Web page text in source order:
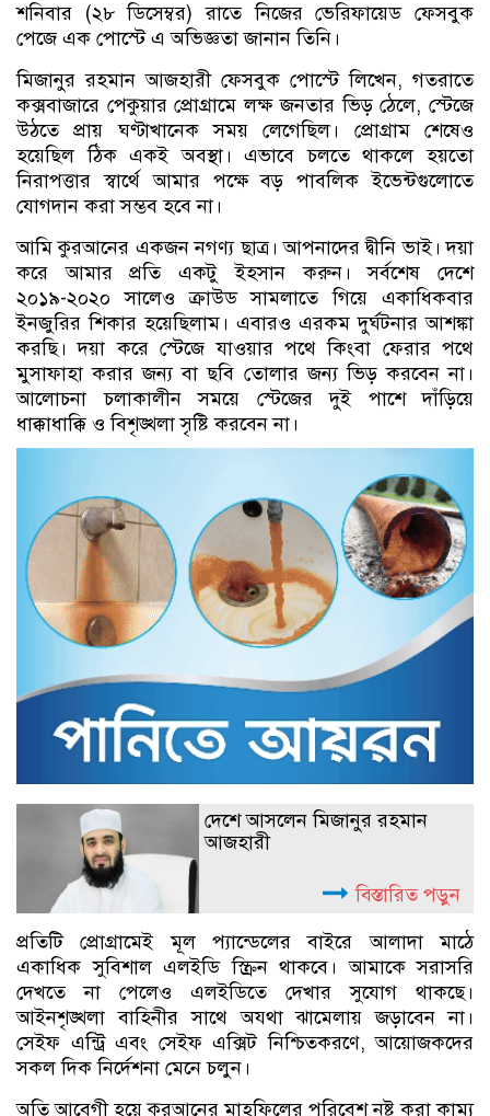
শনিবার (২৮ ডিসেম্বর) রাতে নিজের ভেরিফায়েড ফেসবুক
পেজে এক পোস্টে এ অভিজ্ঞতা জানান তিনি।
মিজানুর রহমান আজহারী ফেসবুক পোস্টে লিখেন, গতরাতে
কক্সবাজারে পেকুয়ার প্রোগ্রামে লক্ষ জনতার ভিড় ঠেলে, স্টেজে
উঠতে প্রায় ঘণ্টাখানেক সময় লেগেছিল। প্রোগ্রাম শেষেও
হয়েছিল ঠিক একই অবস্থা। এভাবে চলতে থাকলে হয়তো
নিরাপত্তার স্বার্থে আমার পক্ষে বড় পাবলিক ইভেন্টগুলোতে
যোগদান করা সম্ভব হবে না।
আমি কুরআনের একজন নগণ্য ছাত্র। আপনাদের দ্বীনি ভাই। দয়া
করে আমার প্রতি একটু ইহসান করুন। সর্বশেষ দেশে
২০১৯-২০২০ সালেও ক্রাউড সামলাতে গিয়ে একাধিকবার
ইনজুরির শিকার হয়েছিলাম। এবারও এরকম দুর্ঘটনার আশঙ্কা
করছি। দয়া করে স্টেজে যাওয়ার পথে কিংবা ফেরার পথে
মুসাফাহা করার জন্য বা ছবি তোলার জন্য ভিড় করবেন না।
আলোচনা চলাকালীন সময়ে স্টেজের দুই পাশে দাঁড়িয়ে
ধাক্কাধাক্কি ও বিশৃঙ্খলা সৃষ্টি করবেন না।
দেশে আসলেন মিজানুর রহমান
আজহারী
বিস্তারিত পড়ুন
প্রতিটি প্রোগ্রামেই মূল প‍্যান্ডেলের বাইরে আলাদা মাঠে
একাধিক সুবিশাল এলইডি স্ক্রিন থাকবে। আমাকে সরাসরি
দেখতে না পেলেও এলইডিতে দেখার সুযোগ থাকছে।
আইনশৃঙ্খলা বাহিনীর সাথে অযথা ঝামেলায় জড়াবেন না।
সেইফ এন্ট্রি এবং সেইফ এক্সিট নিশ্চিতকরণে, আয়োজকদের
সকল দিক নির্দেশনা মেনে চলুন।
অতি আবেগী হয়ে কুরআনের মাহফিলের পরিবেশ নষ্ট করা কাম্য